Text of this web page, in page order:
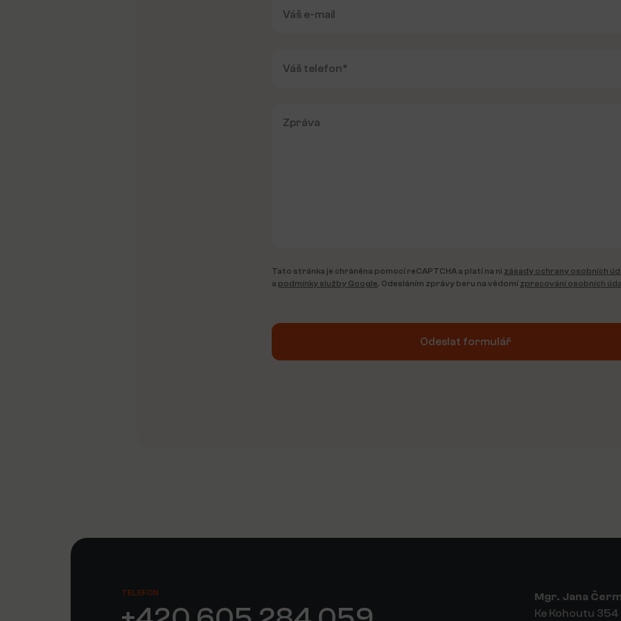
Tato stránka je chráněna pomocí reCAPTCHA a platí na ni zásady ochrany osobních
a podmínky služby Google. Odesláním zprávy beru na vědomí zpracování osobních
Odeslat formulář
TELEFON
Mgr. Jana
Ke Kohoutu 354